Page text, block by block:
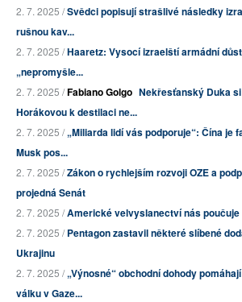
2. 7. 2025 /Svědci popisují strašlivé následky
rušnou kav...
2. 7. 2025 /Haaretz: Vysocí izraelští armádní
„nepromyšle...
2. 7. 2025 /Fabiano Golgo Nekřesťanský Duka
Horákovou k destilaci ne...
2. 7. 2025 /„Miliarda lidí vás podporuje“: Čína je
Musk pos...
2. 7. 2025 /Zákon o rychlejším rozvoji OZE a
projedná Senát
2. 7. 2025 /Americké velvyslanectví nás poučuje
2. 7. 2025 /Pentagon zastavil některé slíbené
Ukrajinu
2. 7. 2025 /„Výnosné“ obchodní dohody
válku v Gaze...